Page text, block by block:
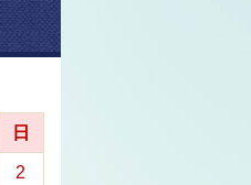
日
2